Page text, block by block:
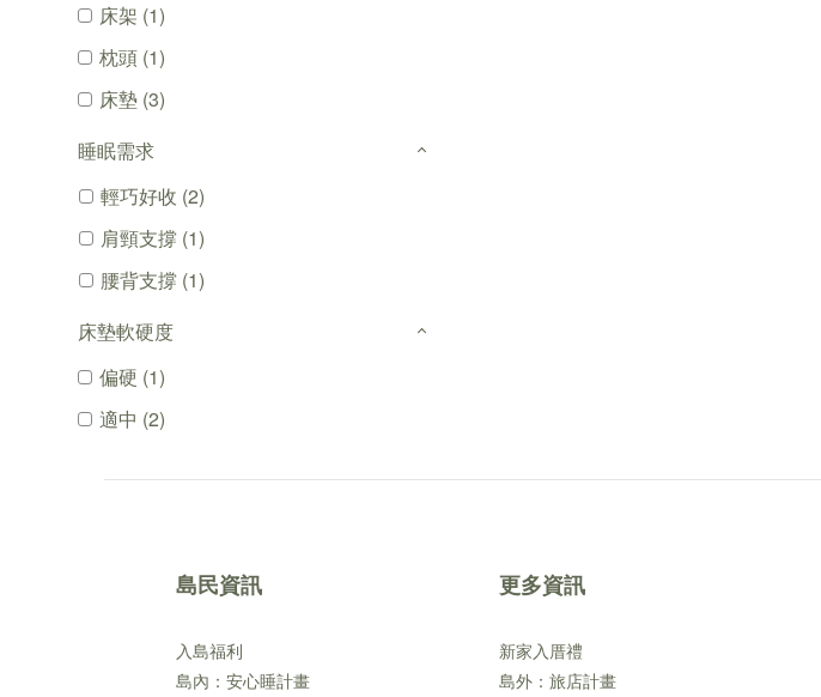
床架 (1)
枕頭 (1)
床墊 (3)
睡眠需求
輕巧好收 (2)
肩頸支撐 (1)
腰背支撐 (1)
床墊軟硬度
偏硬 (1)
適中 (2)
島民資訊
入島福利
島內：安心睡計畫
更多資訊
新家入厝禮
島外：旅店計畫